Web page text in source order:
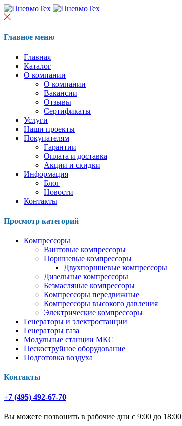
Главное меню
Главная
Каталог
О компании
О компании
Вакансии
Отзывы
Сертификаты
Услуги
Наши проекты
Покупателям
Гарантии
Оплата и доставка
Акции и скидки
Информация
Блог
Новости
Контакты
Просмотр категорий
Компрессоры
Винтовые компрессоры
Поршневые компрессоры
Двухпоршневые компрессоры
Дизельные компрессоры
Безмасляные компрессоры
Компрессоры передвижные
Компрессоры высокого давления
Электрические компрессоры
Генераторы и электростанции
Генераторы газа
Модульные станции МКС
Пескоструйное оборудование
Подготовка воздуха
Контакты
+7 (495) 492-67-70
Вы можете позвонить в рабочие дни с 9:00 до 18:00